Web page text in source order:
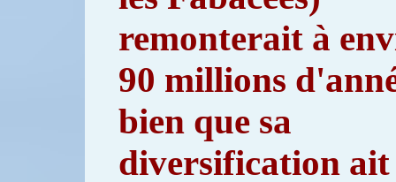
remonterait à
90 millions
bien que sa
diversification ait